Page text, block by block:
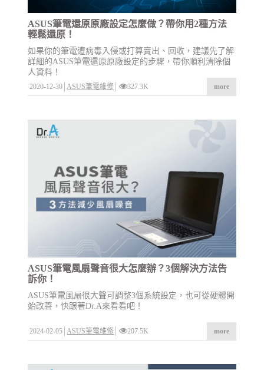
ASUS筆電還原原廠設定怎麼做？帶你用2種方法
輕鬆還原！
如果你的筆電遭病毒入侵或打算賣出、回收，建議先了解
詳細的ASUS筆電還原原廠設定的步驟，帶你順利清除個
人資料！
2020-12-30 ASUS筆電維修 327.3K more
ASUS筆電風扇聲音很大怎麼辦？3個解決方法告
訴你！
ASUS筆電風扇很大聲可調整3個系統設定，也可從硬體開
始改善，快跟著Dr.A來看看吧！
2024-02-05 ASUS筆電維修 207.5K more